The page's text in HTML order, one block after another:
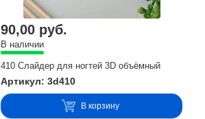
90,00 руб.
В наличии
410 Слайдер для ногтей 3D объёмный
Артикул: 3d410
В корзину